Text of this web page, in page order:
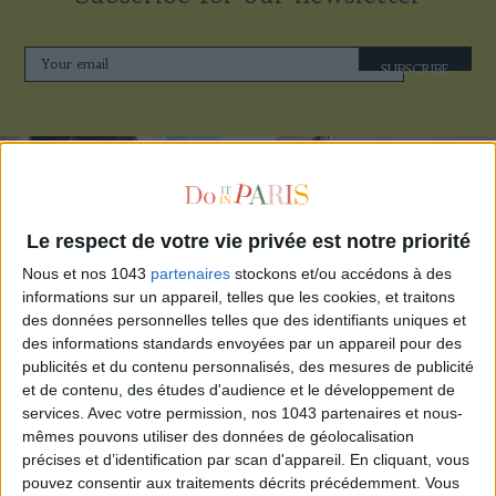
Le respect de votre vie privée est notre priorité
Nous et nos 1043 partenaires stockons et/ou accédons à des
informations sur un appareil, telles que les cookies, et traitons
des données personnelles telles que des identifiants uniques et
des informations standards envoyées par un appareil pour des
publicités et du contenu personnalisés, des mesures de publicité
et de contenu, des études d'audience et le développement de
services. Avec votre permission, nos 1043 partenaires et nous-
mêmes pouvons utiliser des données de géolocalisation
précises et d’identification par scan d'appareil. En cliquant, vous
pouvez consentir aux traitements décrits précédemment. Vous
SUBSCRIBE
ADOPT PARFUMS IS REVOLUTIONIZING AFFORDABLE MADE-IN-FRANCE
FRAGRANCES